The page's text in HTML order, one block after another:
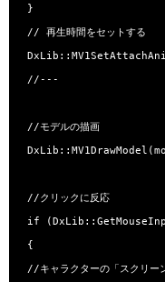
}
// 再生時間をセットする
//---
//モデルの描画
//クリックに反応
if
{
//キャラクターの「スクリー